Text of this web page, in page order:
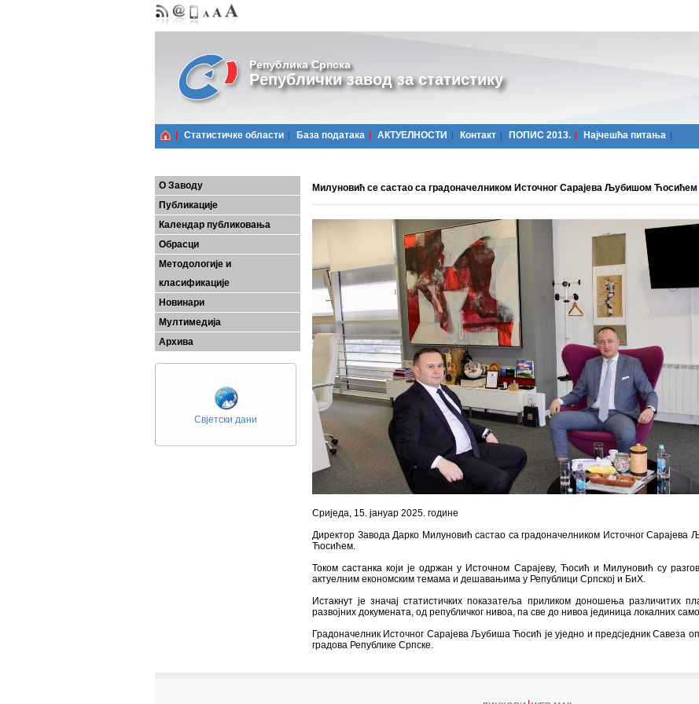
Република Српска
Републички завод за статистику
Статистичке области Базa података АКТУЕЛНОСТИ Контакт ПОПИС 2013. Најчешћa питања
О Заводу
Публикације
Календар публиковања
Обрасци
Методологије и
класификације
Новинари
Мултимедија
Архива
Свјетски дани
Милуновић се састао са градоначелником Источног Сарајева Љубишом Ћосићем
Сриједа, 15. јануар 2025. године
Директор Завода Дарко Милуновић састао са градоначелником Источног Сарајева
Ћосићем.
Током састанка који је одржан у Источном Сарајеву, Ћосић и Милуновић су
актуелним економским темама и дешавањима у Републици Српској и БиХ.
Истакнут је значај статистичких показатеља приликом доношења различитих
развојних докумената, од републичког нивоа, па све до нивоа јединица локалних
Градоначелник Источног Сарајева Љубиша Ћосић је уједно и предсједник Савеза
градова Републике Српске.